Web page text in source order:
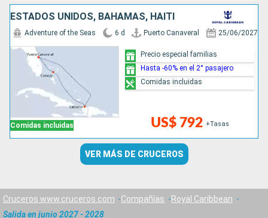
ESTADOS UNIDOS, BAHAMAS, HAITI
Comidas incluidas
Adventure of the Seas 6 d Puerto Canaveral 25/06/2027
US$ 792 +Tasas
Precio especial familias
Hasta -60% en el 2° pasajero
Comidas incluidas
VER MÁS DE CRUCEROS
Cruceros www.cruceros.com Compañías
Royal Caribbean
Salida en junio 2027 - 2028